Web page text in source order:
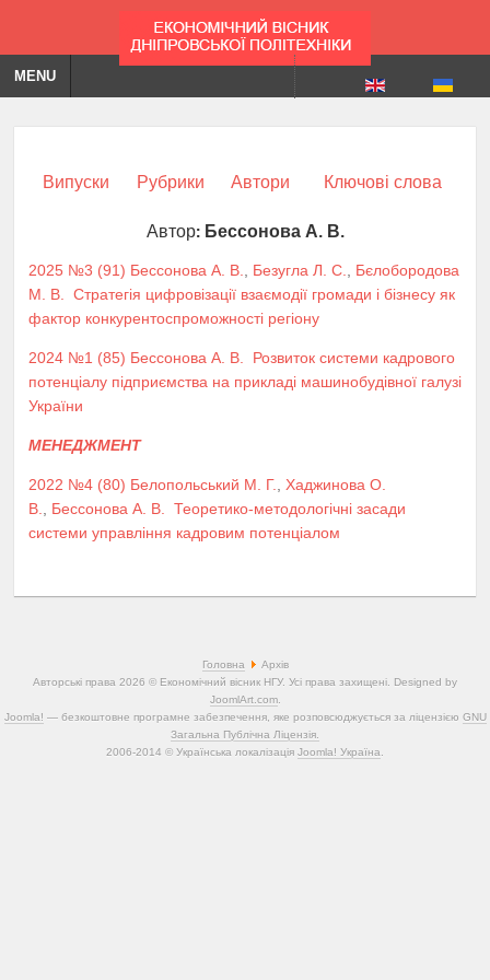
MENU
Випуски Рубрики Автори Ключові слова
Автор: Бессонова А. В.
2025 №3 (91) Бессонова А. В. Безугла Л. С.
Бєлобородова
М. В.
Стратегія цифровізації взаємодії громади і бізнесу як
фактор конкурентоспроможності регіону
2024 №1 (85) Бессонова А. В.
Розвиток системи кадрового
потенціалу підприємства на прикладі машинобудівної галузі
України
МЕНЕДЖМЕНТ
2022 №4 (80) Белопольський М. Г.
Хаджинова О.
В.
Бессонова А. В.
Теоретико-методологічні засади
системи управління кадровим потенціалом
Головна
Архів
Авторські права 2026 © Економічний вісник НГУ. Усі права захищені. Designed by
JoomlArt.com.
Joomla! — безкоштовне програмне забезпечення, яке розповсюджується за ліцензією GNU
Загальна Публічна Ліцензія.
2006-2014 © Українська локалізація Joomla! Україна